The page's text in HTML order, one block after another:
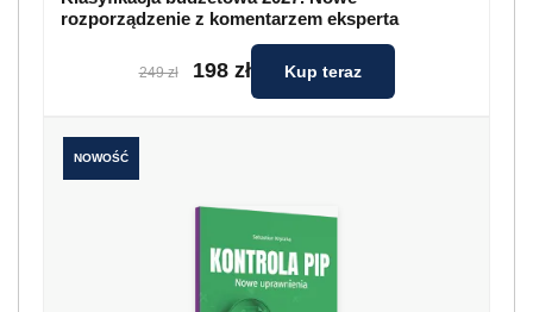
rozporządzenie z komentarzem eksperta
249 zł 198 zł Kup teraz
NOWOŚĆ